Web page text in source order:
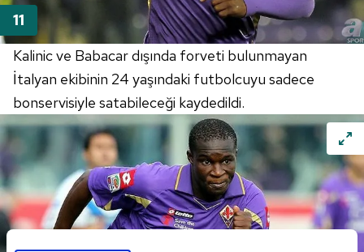
Kalinic ve Babacar dışında forveti bulunmayan
İtalyan ekibinin 24 yaşındaki futbolcuyu sadece
bonservisiyle satabileceği kaydedildi.